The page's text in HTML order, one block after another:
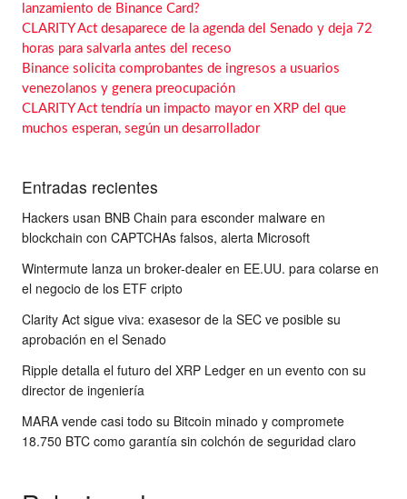
lanzamiento de Binance Card?
CLARITY Act desaparece de la agenda del Senado y deja 72
horas para salvarla antes del receso
Binance solicita comprobantes de ingresos a usuarios
venezolanos y genera preocupación
CLARITY Act tendría un impacto mayor en XRP del que
muchos esperan, según un desarrollador
Entradas recientes
Hackers usan BNB Chain para esconder malware en
blockchain con CAPTCHAs falsos, alerta Microsoft
Wintermute lanza un broker-dealer en EE.UU. para colarse en
el negocio de los ETF cripto
Clarity Act sigue viva: exasesor de la SEC ve posible su
aprobación en el Senado
Ripple detalla el futuro del XRP Ledger en un evento con su
director de ingeniería
MARA vende casi todo su Bitcoin minado y compromete
18.750 BTC como garantía sin colchón de seguridad claro